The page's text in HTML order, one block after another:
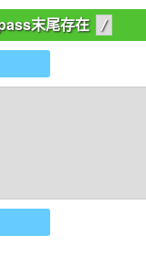
末尾存在 /